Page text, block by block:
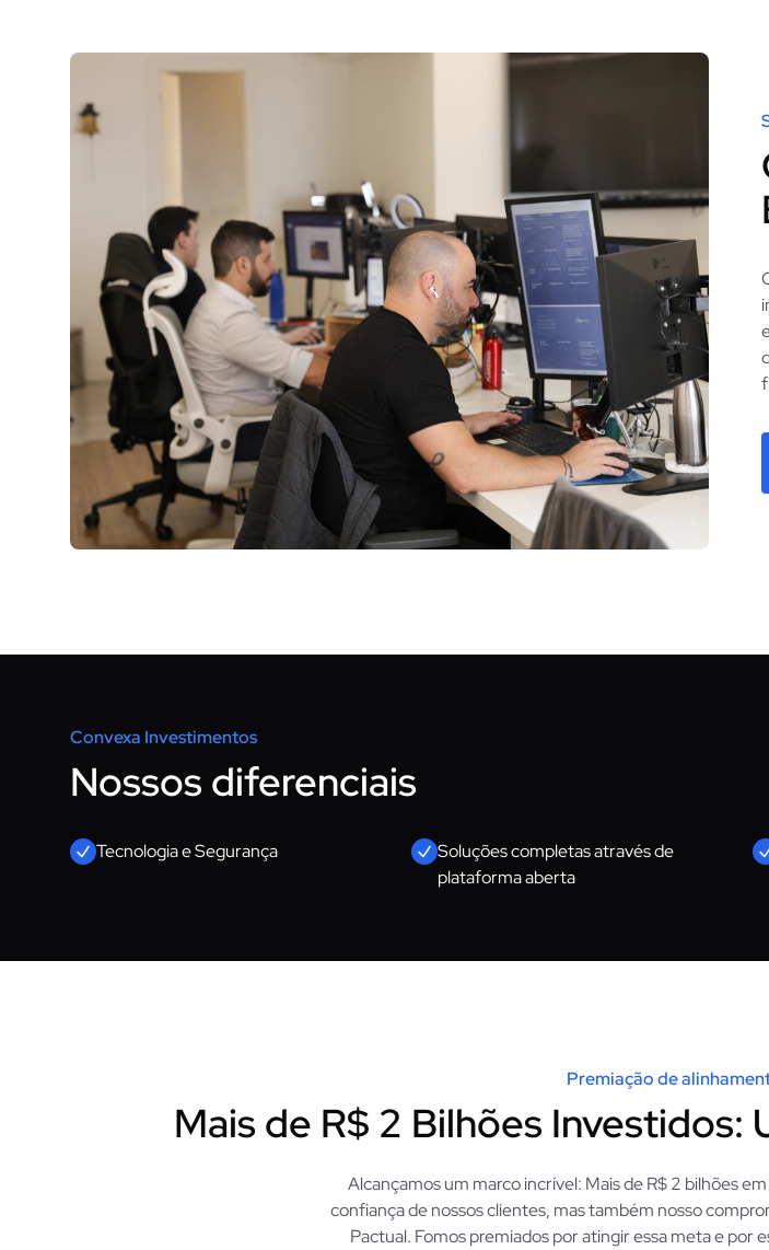
Convexa Investimentos
Nossos diferenciais
Tecnologia e Segurança
Soluções completas através de
plataforma aberta
Premiação de
Mais de R$ 2 Bilhões
Alcançamos um marco incrível: Mais de R$ 2 bilhões
confiança de nossos clientes, mas também nosso
Pactual. Fomos premiados por atingir essa meta e